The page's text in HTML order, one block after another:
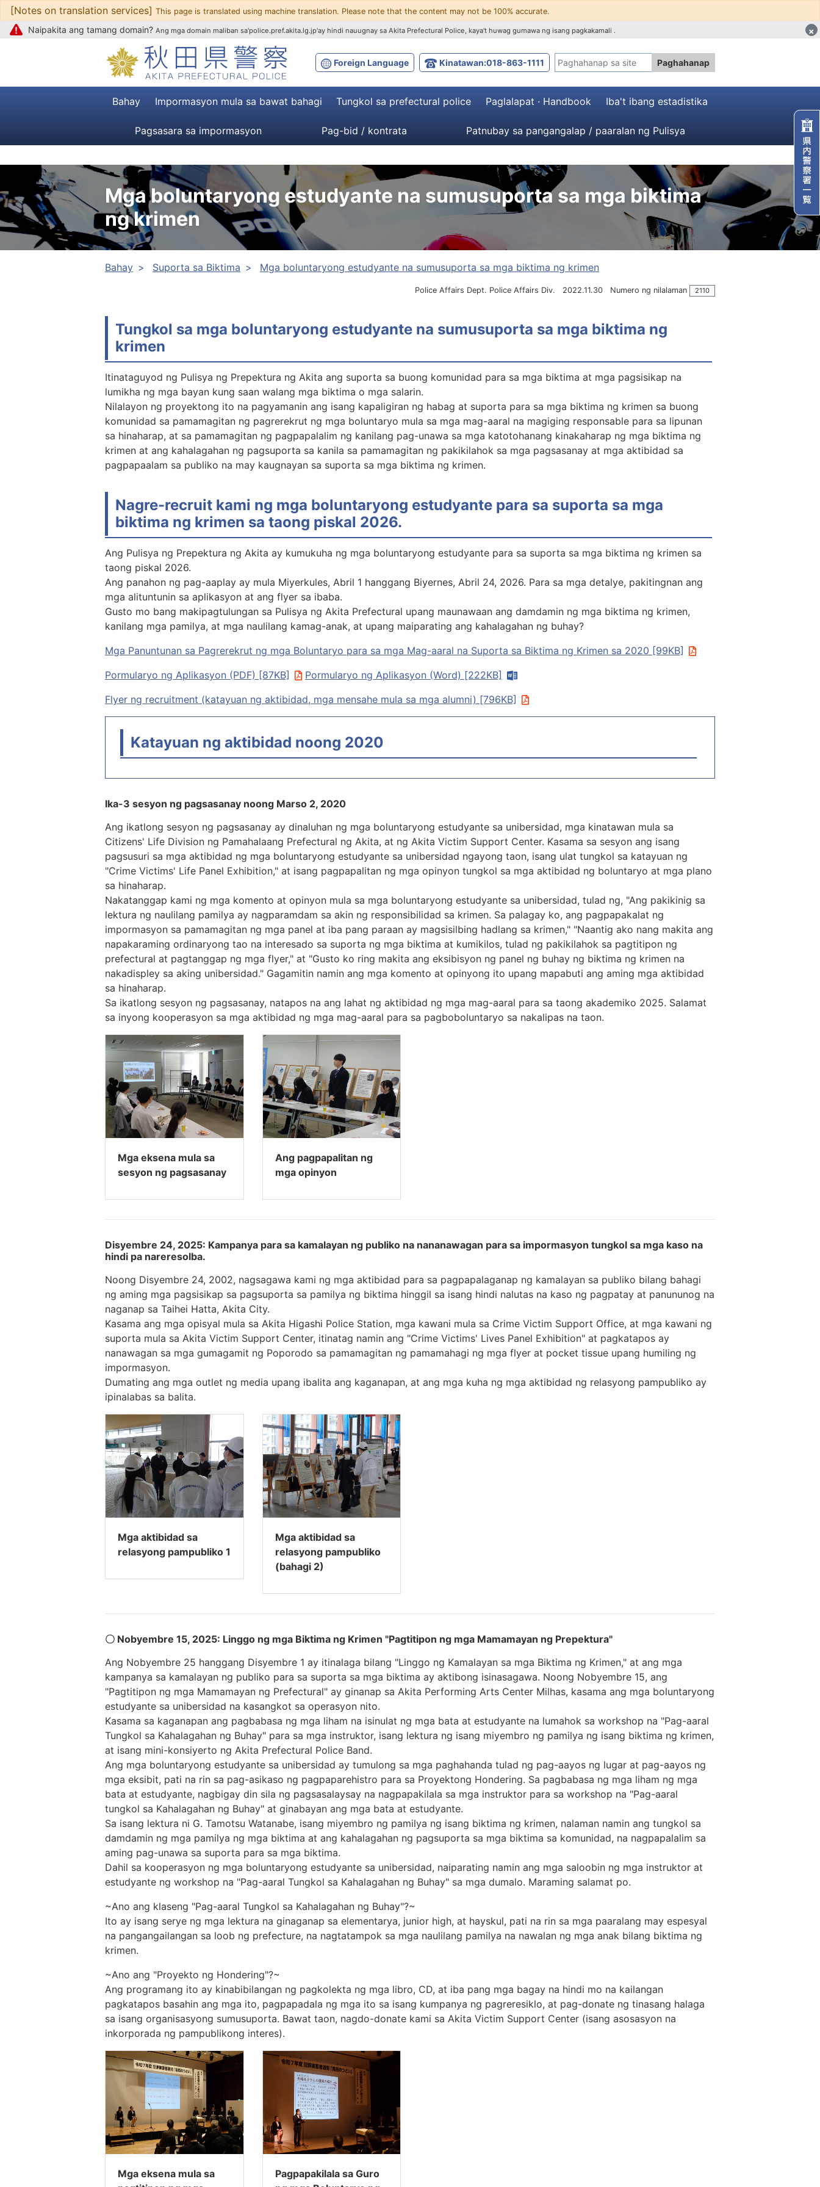
Upang mag-text
Foreign Language Kinatawan:018-863-1111 Paghahanap
Naipakita ang tamang domain? Ang mga domain maliban sa'police.pref.akita.lg.jp'ay hindi nauugnay sa Akita Prefectural Police, kaya't huwag gumawa ng isang pagkakamali . ×
[Notes on translation services] This page is translated using machine translation. Please note that the content may not be 100% accurate.
Bahay Impormasyon mula sa bawat bahagi Tungkol sa prefectural police Paglalapat · Handbook Iba't ibang estadistika
Pagsasara sa impormasyon Pag-bid / kontrata Patnubay sa pangangalap / paaralan ng Pulisya
Mga boluntaryong estudyante na sumusuporta sa mga biktima
ng krimen
Bahay Suporta sa Biktima Mga boluntaryong estudyante na sumusuporta sa mga biktima ng krimen
Police Affairs Dept. Police Affairs Div. 2022.11.30 Numero ng nilalaman 2110
Tungkol sa mga boluntaryong estudyante na sumusuporta sa mga biktima ng
krimen
Itinataguyod ng Pulisya ng Prepektura ng Akita ang suporta sa buong komunidad para sa mga biktima at mga pagsisikap na
lumikha ng mga bayan kung saan walang mga biktima o mga salarin.
Nilalayon ng proyektong ito na pagyamanin ang isang kapaligiran ng habag at suporta para sa mga biktima ng krimen sa buong
komunidad sa pamamagitan ng pagrerekrut ng mga boluntaryo mula sa mga mag-aaral na magiging responsable para sa lipunan
sa hinaharap, at sa pamamagitan ng pagpapalalim ng kanilang pag-unawa sa mga katotohanang kinakaharap ng mga biktima ng
krimen at ang kahalagahan ng pagsuporta sa kanila sa pamamagitan ng pakikilahok sa mga pagsasanay at mga aktibidad sa
pagpapaalam sa publiko na may kaugnayan sa suporta sa mga biktima ng krimen.
Nagre-recruit kami ng mga boluntaryong estudyante para sa suporta sa mga
biktima ng krimen sa taong piskal 2026.
Ang Pulisya ng Prepektura ng Akita ay kumukuha ng mga boluntaryong estudyante para sa suporta sa mga biktima ng krimen sa
taong piskal 2026.
Ang panahon ng pag-aaplay ay mula Miyerkules, Abril 1 hanggang Biyernes, Abril 24, 2026. Para sa mga detalye, pakitingnan ang
mga alituntunin sa aplikasyon at ang flyer sa ibaba.
Gusto mo bang makipagtulungan sa Pulisya ng Akita Prefectural upang maunawaan ang damdamin ng mga biktima ng krimen,
kanilang mga pamilya, at mga naulilang kamag-anak, at upang maiparating ang kahalagahan ng buhay?
Mga Panuntunan sa Pagrerekrut ng mga Boluntaryo para sa mga Mag-aaral na Suporta sa Biktima ng Krimen sa 2020 [99KB]
Pormularyo ng Aplikasyon (PDF) [87KB]
Pormularyo ng Aplikasyon (Word) [222KB]
Flyer ng recruitment (katayuan ng aktibidad, mga mensahe mula sa mga alumni) [796KB]
Katayuan ng aktibidad noong 2020
Ika-3 sesyon ng pagsasanay noong Marso 2, 2020
Ang ikatlong sesyon ng pagsasanay ay dinaluhan ng mga boluntaryong estudyante sa unibersidad, mga kinatawan mula sa
Citizens' Life Division ng Pamahalaang Prefectural ng Akita, at ng Akita Victim Support Center. Kasama sa sesyon ang isang
pagsusuri sa mga aktibidad ng mga boluntaryong estudyante sa unibersidad ngayong taon, isang ulat tungkol sa katayuan ng
"Crime Victims' Life Panel Exhibition," at isang pagpapalitan ng mga opinyon tungkol sa mga aktibidad ng boluntaryo at mga plano
sa hinaharap.
Nakatanggap kami ng mga komento at opinyon mula sa mga boluntaryong estudyante sa unibersidad, tulad ng, "Ang pakikinig sa
lektura ng naulilang pamilya ay nagparamdam sa akin ng responsibilidad sa krimen. Sa palagay ko, ang pagpapakalat ng
impormasyon sa pamamagitan ng mga panel at iba pang paraan ay magsisilbing hadlang sa krimen," "Naantig ako nang makita ang
napakaraming ordinaryong tao na interesado sa suporta ng mga biktima at kumikilos, tulad ng pakikilahok sa pagtitipon ng
prefectural at pagtanggap ng mga flyer," at "Gusto ko ring makita ang eksibisyon ng panel ng buhay ng biktima ng krimen na
nakadispley sa aking unibersidad." Gagamitin namin ang mga komento at opinyong ito upang mapabuti ang aming mga aktibidad
sa hinaharap.
Sa ikatlong sesyon ng pagsasanay, natapos na ang lahat ng aktibidad ng mga mag-aaral para sa taong akademiko 2025. Salamat
sa inyong kooperasyon sa mga aktibidad ng mga mag-aaral para sa pagboboluntaryo sa nakalipas na taon.
Mga eksena mula sa
sesyon ng pagsasanay
Ang pagpapalitan ng
mga opinyon
Disyembre 24, 2025: Kampanya para sa kamalayan ng publiko na nananawagan para sa impormasyon tungkol sa mga kaso na
hindi pa nareresolba.
Noong Disyembre 24, 2002, nagsagawa kami ng mga aktibidad para sa pagpapalaganap ng kamalayan sa publiko bilang bahagi
ng aming mga pagsisikap sa pagsuporta sa pamilya ng biktima hinggil sa isang hindi nalutas na kaso ng pagpatay at panununog na
naganap sa Taihei Hatta, Akita City.
Kasama ang mga opisyal mula sa Akita Higashi Police Station, mga kawani mula sa Crime Victim Support Office, at mga kawani ng
suporta mula sa Akita Victim Support Center, itinatag namin ang "Crime Victims' Lives Panel Exhibition" at pagkatapos ay
nanawagan sa mga gumagamit ng Poporodo sa pamamagitan ng pamamahagi ng mga flyer at pocket tissue upang humiling ng
impormasyon.
Dumating ang mga outlet ng media upang ibalita ang kaganapan, at ang mga kuha ng mga aktibidad ng relasyong pampubliko ay
ipinalabas sa balita.
Mga aktibidad sa
relasyong pampubliko 1
Mga aktibidad sa
relasyong pampubliko
(bahagi 2)
〇 Nobyembre 15, 2025: Linggo ng mga Biktima ng Krimen "Pagtitipon ng mga Mamamayan ng Prepektura"
Ang Nobyembre 25 hanggang Disyembre 1 ay itinalaga bilang "Linggo ng Kamalayan sa mga Biktima ng Krimen," at ang mga
kampanya sa kamalayan ng publiko para sa suporta sa mga biktima ay aktibong isinasagawa. Noong Nobyembre 15, ang
"Pagtitipon ng mga Mamamayan ng Prefectural" ay ginanap sa Akita Performing Arts Center Milhas, kasama ang mga boluntaryong
estudyante sa unibersidad na kasangkot sa operasyon nito.
Kasama sa kaganapan ang pagbabasa ng mga liham na isinulat ng mga bata at estudyante na lumahok sa workshop na "Pag-aaral
Tungkol sa Kahalagahan ng Buhay" para sa mga instruktor, isang lektura ng isang miyembro ng pamilya ng isang biktima ng krimen,
at isang mini-konsiyerto ng Akita Prefectural Police Band.
Ang mga boluntaryong estudyante sa unibersidad ay tumulong sa mga paghahanda tulad ng pag-aayos ng lugar at pag-aayos ng
mga eksibit, pati na rin sa pag-asikaso ng pagpaparehistro para sa Proyektong Hondering. Sa pagbabasa ng mga liham ng mga
bata at estudyante, nagbigay din sila ng pagsasalaysay na nagpapakilala sa mga instruktor para sa workshop na "Pag-aaral
tungkol sa Kahalagahan ng Buhay" at ginabayan ang mga bata at estudyante.
Sa isang lektura ni G. Tamotsu Watanabe, isang miyembro ng pamilya ng isang biktima ng krimen, nalaman namin ang tungkol sa
damdamin ng mga pamilya ng mga biktima at ang kahalagahan ng pagsuporta sa mga biktima sa komunidad, na nagpapalalim sa
aming pag-unawa sa suporta para sa mga biktima.
Dahil sa kooperasyon ng mga boluntaryong estudyante sa unibersidad, naiparating namin ang mga saloobin ng mga instruktor at
estudyante ng workshop na "Pag-aaral Tungkol sa Kahalagahan ng Buhay" sa mga dumalo. Maraming salamat po.
~Ano ang klaseng "Pag-aaral Tungkol sa Kahalagahan ng Buhay"?~
Ito ay isang serye ng mga lektura na ginaganap sa elementarya, junior high, at hayskul, pati na rin sa mga paaralang may espesyal
na pangangailangan sa loob ng prefecture, na nagtatampok sa mga naulilang pamilya na nawalan ng mga anak bilang biktima ng
krimen.
~Ano ang "Proyekto ng Hondering"?~
Ang programang ito ay kinabibilangan ng pagkolekta ng mga libro, CD, at iba pang mga bagay na hindi mo na kailangan
pagkatapos basahin ang mga ito, pagpapadala ng mga ito sa isang kumpanya ng pagreresiklo, at pag-donate ng tinasang halaga
sa isang organisasyong sumusuporta. Bawat taon, nagdo-donate kami sa Akita Victim Support Center (isang asosasyon na
inkorporada ng pampublikong interes).
Mga eksena mula sa
Pagpapakilala sa Guro